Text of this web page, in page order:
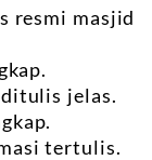
resmi masjid
jelas.
tertulis.